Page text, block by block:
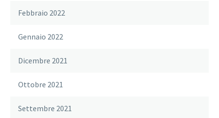
Febbraio 2022
Gennaio 2022
Dicembre 2021
Ottobre 2021
Settembre 2021